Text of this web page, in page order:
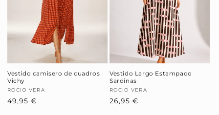
Vestido camisero de cuadros
Vichy
Proveedor:
ROCIO VERA
Precio
49,95 €
Vestido Largo Estampado
Sardinas
Proveedor:
ROCIO VERA
Precio
26,95 €